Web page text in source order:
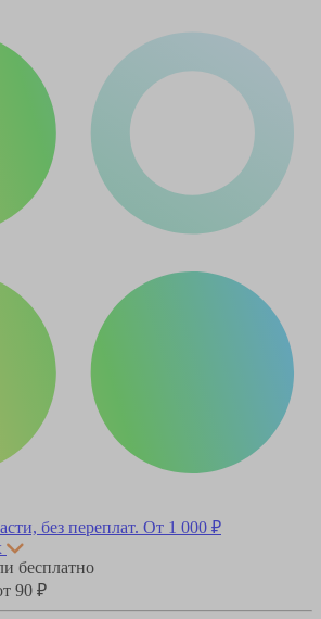
без переплат. От 1 000 ₽
бесплатно
90 ₽